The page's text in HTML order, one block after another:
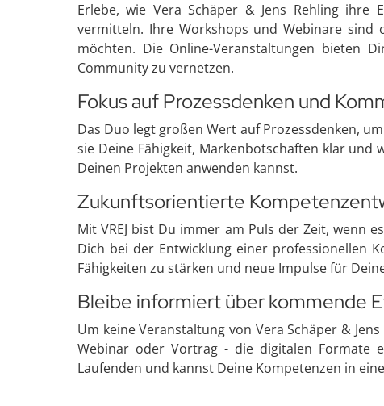
Erlebe, wie Vera Schäper & Jens Rehling ihre
vermitteln. Ihre Workshops und Webinare sind
möchten. Die Online-Veranstaltungen bieten
Community zu vernetzen.
Fokus auf Prozessdenken und
Das Duo legt großen Wert auf Prozessdenken,
sie Deine Fähigkeit, Markenbotschaften klar
Deinen Projekten anwenden kannst.
Zukunftsorientierte
Mit VREJ bist Du immer am Puls der Zeit, wenn
Dich bei der Entwicklung einer professionellen
Fähigkeiten zu stärken und neue Impulse für
Bleibe informiert über kommende
Um keine Veranstaltung von Vera Schäper &
Webinar oder Vortrag - die digitalen Formate
Laufenden und kannst Deine Kompetenzen in